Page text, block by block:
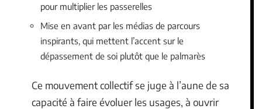
pour multiplier les passerelles
Mise en avant par les médias de parcours
inspirants, qui mettent l’accent sur le
dépassement de soi plutôt que le palmarès
Ce mouvement collectif se juge à l’aune de sa
capacité à faire évoluer les usages, à ouvrir